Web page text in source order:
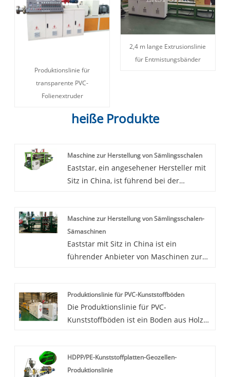
Produktionslinie für
transparente PVC-
Folienextruder
2,4 m lange Extrusionslinie
für Entmistungsbänder
heiße Produkte
Maschine zur Herstellung von Sämlingsschalen
Eaststar, ein angesehener Hersteller mit
Sitz in China, ist führend bei der
hochmoderne Fabrik und ihr
unerschütterliches Engagement für
Spitzenleistungen haben Eaststars
Position als vertrauenswürdiger Lieferant
Maschine zur Herstellung von Sämlingsschalen-
Sämaschinen
Eaststar mit Sitz in China ist ein
führender Anbieter von Maschinen zur
sorgfältig gefertigt, um den
Anforderungen von Baumschulen und
landwirtschaftlichen Betrieben gerecht
Herstellung hochwertiger Geräte. Durch
die Zusammenarbeit mit
Produktionslinie für PVC-Kunststoffböden
Die Produktionslinie für PVC-
Kunststoffböden ist ein Boden aus Holz-
Holz. Es kann mit gewöhnlichen
Werkzeugen gesägt, gebohrt und
HDPP/PE-Kunststoffplatten-Geozellen-
Produktionslinie